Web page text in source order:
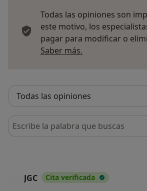
Todas las opiniones son
este motivo, los
pagar para modificar o
Saber más.
Busca en opiniones
JGC Cita verificada